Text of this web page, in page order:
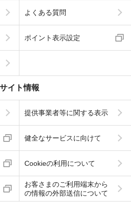
よくある質問
ポイント表示設定
サイト情報
提供事業者等に関する表示
健全なサービスに向けて
Cookieの利用について
お客さまのご利用端末から
の情報の外部送信について